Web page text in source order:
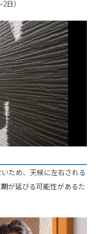
日）
ため、天候に左右される
が延びる可能性があるた